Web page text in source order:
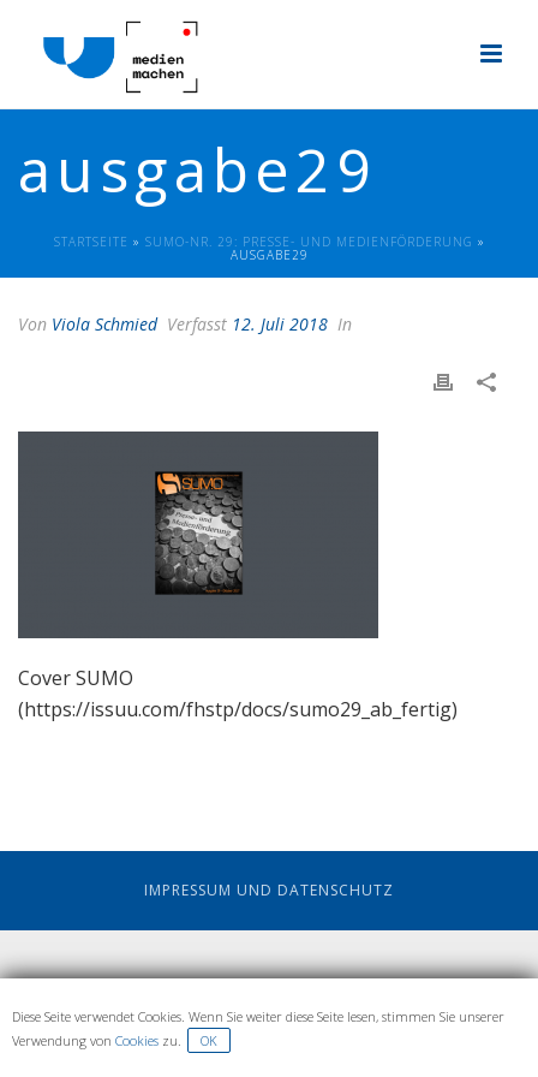
ausgabe29
STARTSEITE » SUMO-NR. 29: PRESSE- UND MEDIENFÖRDERUNG »
AUSGABE29
Von Viola Schmied Verfasst 12. Juli 2018 In
Cover SUMO
(https://issuu.com/fhstp/docs/sumo29_ab_fertig)
IMPRESSUM UND DATENSCHUTZ
Diese Seite verwendet Cookies. Wenn Sie weiter diese Seite lesen, stimmen Sie unserer
Verwendung von Cookies zu. OK